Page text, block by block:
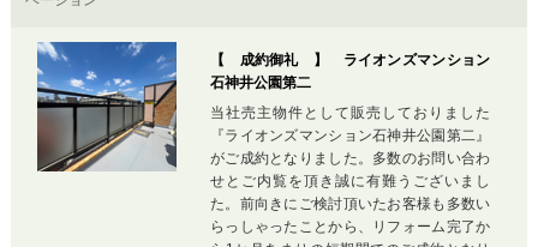
【 成約御礼 】 ライオンズマンション
石神井公園第二
当社売主物件として販売しておりました
『ライオンズマンション石神井公園第二』
がご成約となりました。多数のお問い合わ
せとご内覧を頂き誠に有難うございまし
た。前向きにご検討頂いたお客様も多数い
らっしゃったことから、リフォーム完了か